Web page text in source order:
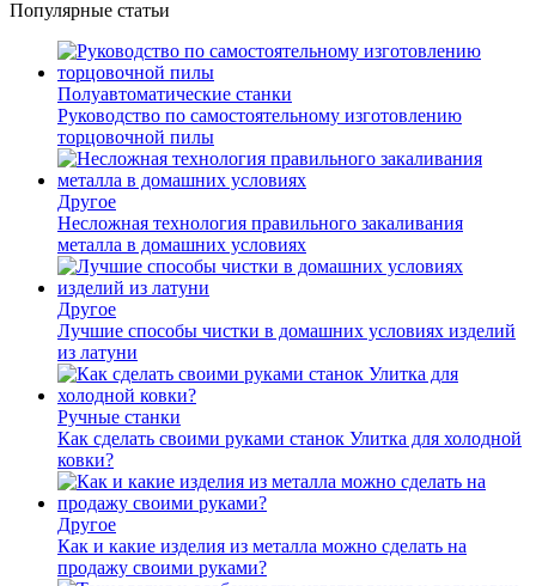
Популярные статьи
Полуавтоматические станки
Руководство по самостоятельному изготовлению
торцовочной пилы
Другое
Несложная технология правильного закаливания
металла в домашних условиях
Другое
Лучшие способы чистки в домашних условиях изделий
из латуни
Ручные станки
Как сделать своими руками станок Улитка для холодной
ковки?
Другое
Как и какие изделия из металла можно сделать на
продажу своими руками?